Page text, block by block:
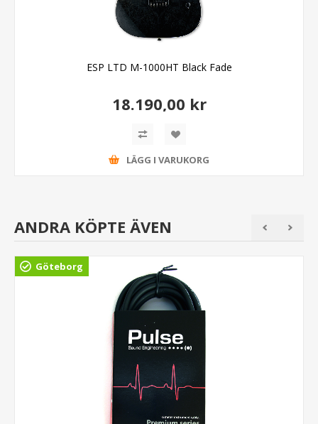
ESP LTD M-1000HT Black Fade
18.190,00 kr
LÄGG I VARUKORG
ANDRA KÖPTE ÄVEN
Göteborg